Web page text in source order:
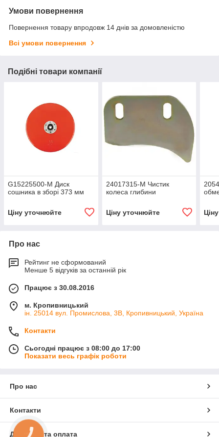
Умови повернення
Повернення товару впродовж 14 днів за домовленістю
Всі умови повернення
Подібні товари компанії
G15225500-M Диск
сошника в зборі 373 мм
Ціну уточнюйте
24017315-M Чистик
колеса глибини
Ціну уточнюйте
Про нас
Рейтинг не сформований
Менше 5 відгуків за останній рік
Працює з 30.08.2016
м. Кропивницький
ін. 25014 вул. Промислова, 3В, Кропивницький, Україна
Контакти
Сьогодні працює з 08:00 до 17:00
Показати весь графік роботи
Про нас
Контакти
Доставка та оплата
КНОПКА